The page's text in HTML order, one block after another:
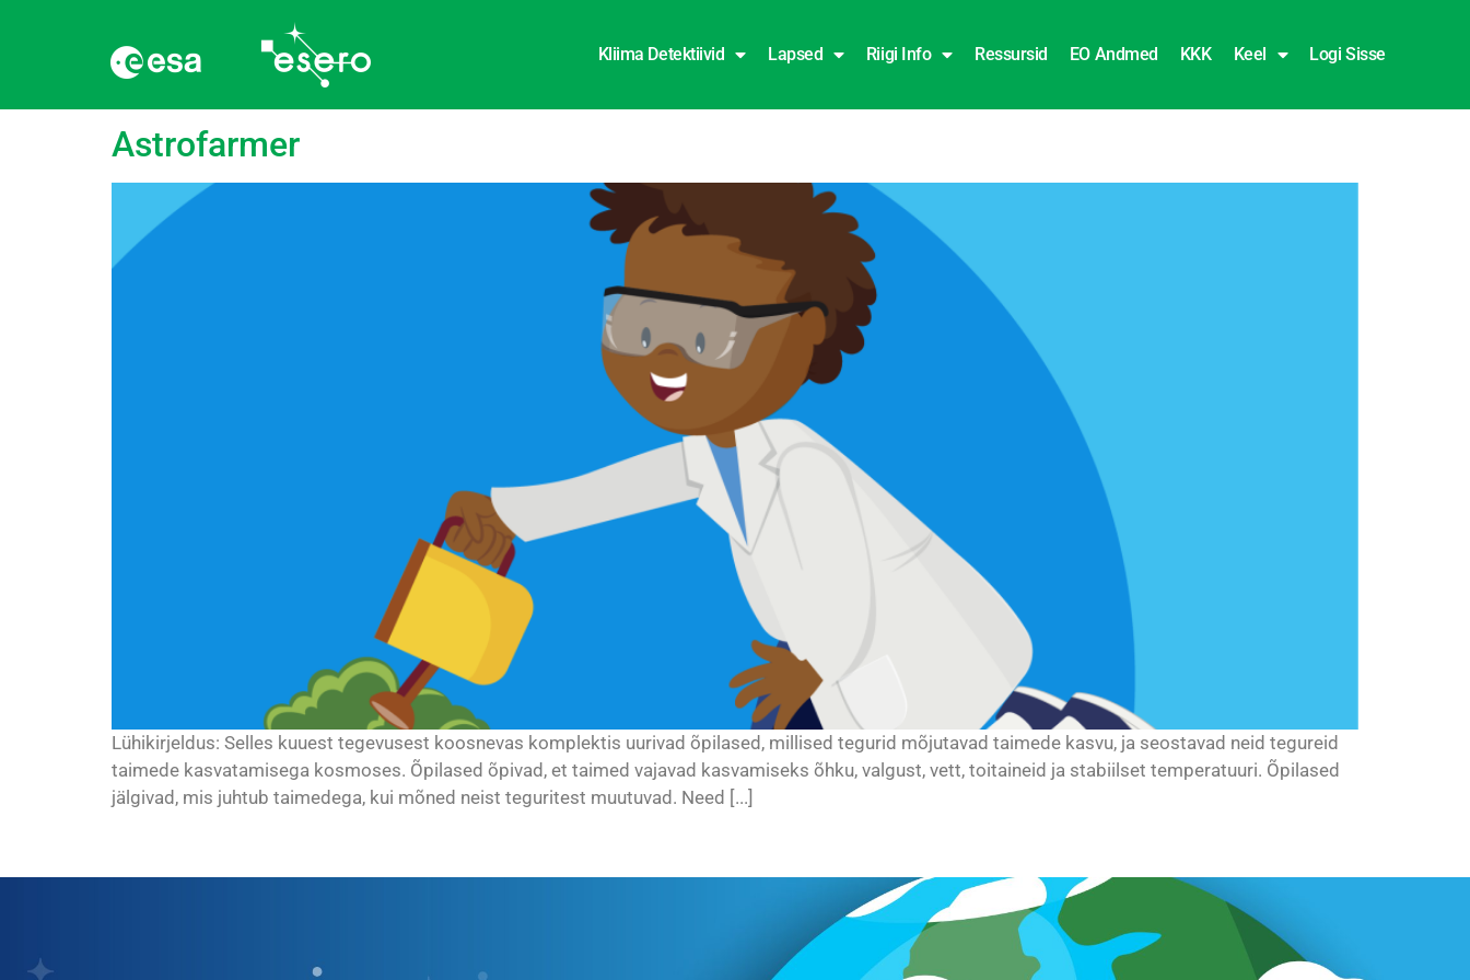
Kliima Detektiivid Lapsed Riigi Info Ressursid EO Andmed KKK Keel Logi Sisse
Silt:Toitained
Astrofarmer
Lühikirjeldus: Selles kuuest tegevusest koosnevas komplektis uurivad õpilased, millised tegurid mõjutavad taimede kasvu, ja seostavad neid tegureid
taimede kasvatamisega kosmoses. Õpilased õpivad, et taimed vajavad kasvamiseks õhku, valgust, vett, toitaineid ja stabiilset temperatuuri. Õpilased
jälgivad, mis juhtub taimedega, kui mõned neist teguritest muutuvad. Need [...]